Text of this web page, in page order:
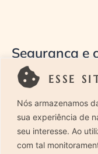
ESSE
Nós armazenamos
sua experiência de
seu interesse. Ao
com tal
Segurança e
nascido
Estou sempre
conforto do
Eles são